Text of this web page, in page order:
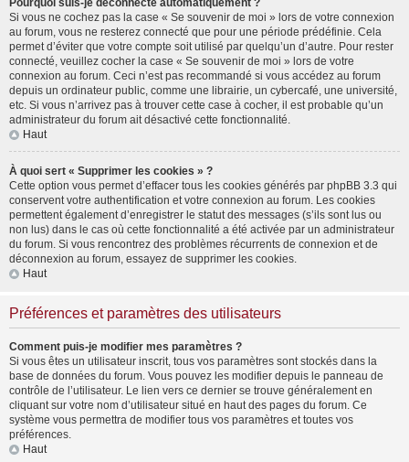
Pourquoi suis-je déconnecté automatiquement ?
Si vous ne cochez pas la case « Se souvenir de moi » lors de votre connexion
au forum, vous ne resterez connecté que pour une période prédéfinie. Cela
permet d’éviter que votre compte soit utilisé par quelqu’un d’autre. Pour rester
connecté, veuillez cocher la case « Se souvenir de moi » lors de votre
connexion au forum. Ceci n’est pas recommandé si vous accédez au forum
depuis un ordinateur public, comme une librairie, un cybercafé, une université,
etc. Si vous n’arrivez pas à trouver cette case à cocher, il est probable qu’un
administrateur du forum ait désactivé cette fonctionnalité.
Haut
À quoi sert « Supprimer les cookies » ?
Cette option vous permet d’effacer tous les cookies générés par phpBB 3.3 qui
conservent votre authentification et votre connexion au forum. Les cookies
permettent également d’enregistrer le statut des messages (s’ils sont lus ou
non lus) dans le cas où cette fonctionnalité a été activée par un administrateur
du forum. Si vous rencontrez des problèmes récurrents de connexion et de
déconnexion au forum, essayez de supprimer les cookies.
Haut
Préférences et paramètres des utilisateurs
Comment puis-je modifier mes paramètres ?
Si vous êtes un utilisateur inscrit, tous vos paramètres sont stockés dans la
base de données du forum. Vous pouvez les modifier depuis le panneau de
contrôle de l’utilisateur. Le lien vers ce dernier se trouve généralement en
cliquant sur votre nom d’utilisateur situé en haut des pages du forum. Ce
système vous permettra de modifier tous vos paramètres et toutes vos
préférences.
Haut